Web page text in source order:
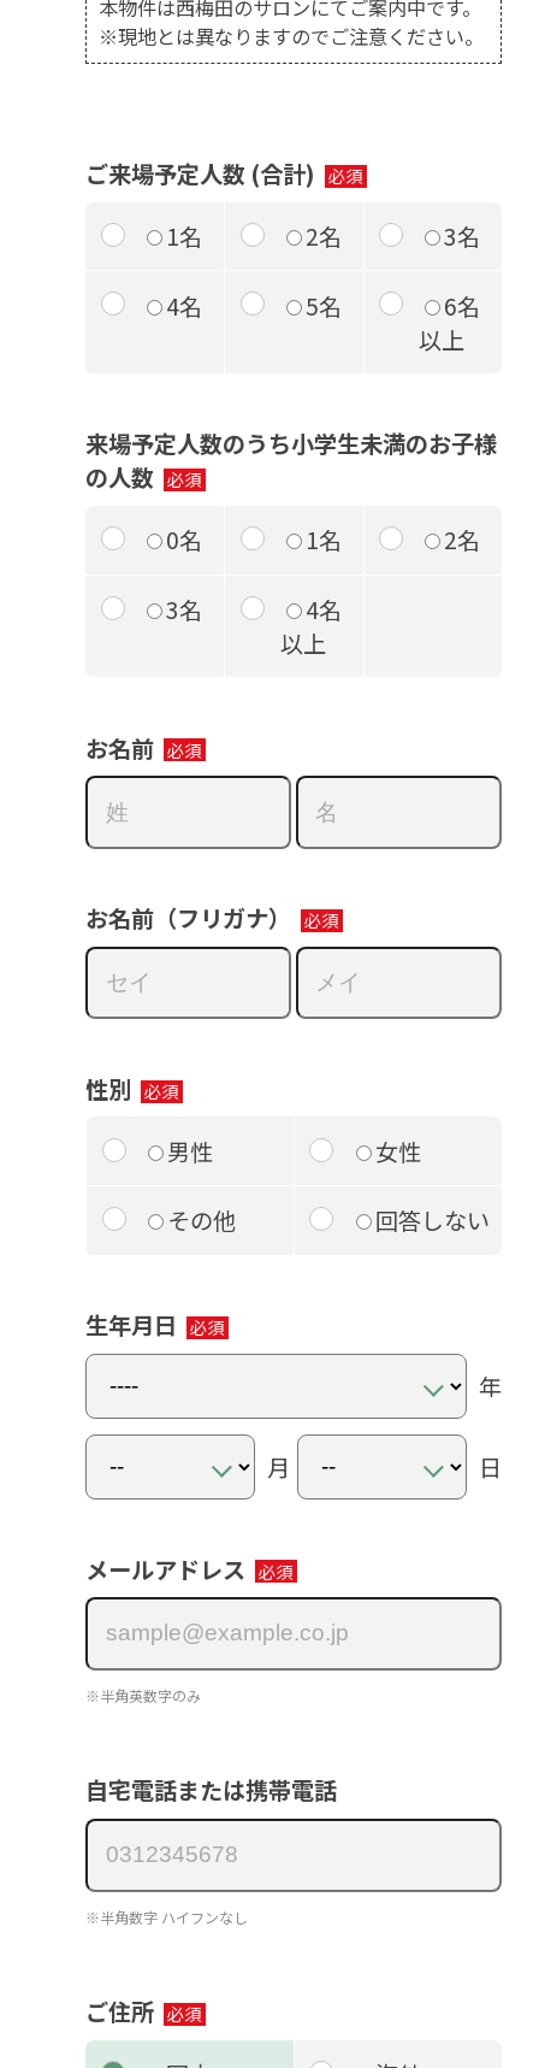
本物件は西梅田のサロンにてご案内中です。
※現地とは異なりますのでご注意ください。
ご来場予定人数 (合計)
1名
2名 3名
4名 5名
6名
以上
来場予定人数のうち小学生未満のお子様
の人数
0名
1名 2名
3名
4名
以上
お名前
お名前（フリガナ）
性別
男性
女性
その他 回答しない
生年月日
年
月 日
メールアドレス
※半角英数字のみ
自宅電話または携帯電話
※半角数字 ハイフンなし
ご住所